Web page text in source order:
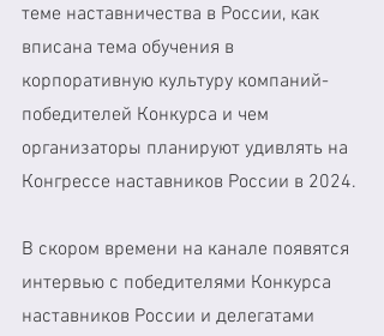
теме наставничества в России, как
вписана тема обучения в
корпоративную культуру компаний-
победителей Конкурса и чем
организаторы планируют удивлять на
Конгрессе наставников России в 2024.
В скором времени на канале появятся
интервью с победителями Конкурса
наставников России и делегатами